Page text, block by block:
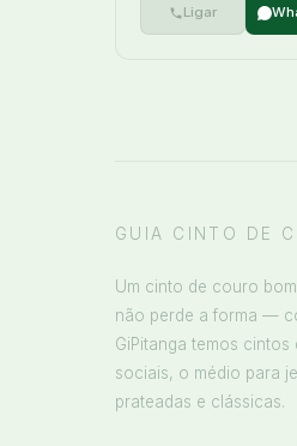
Ligar
GUIA CINTO DE
Um cinto de couro
não perde a forma —
GiPitanga temos
sociais, o médio para
prateadas e clássicas.